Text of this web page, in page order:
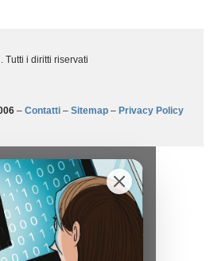
Tutti i diritti riservati
– Contatti – Sitemap – Privacy Policy